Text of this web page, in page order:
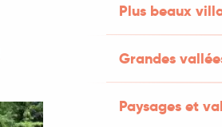
Plus beaux
Grandes
Paysages et